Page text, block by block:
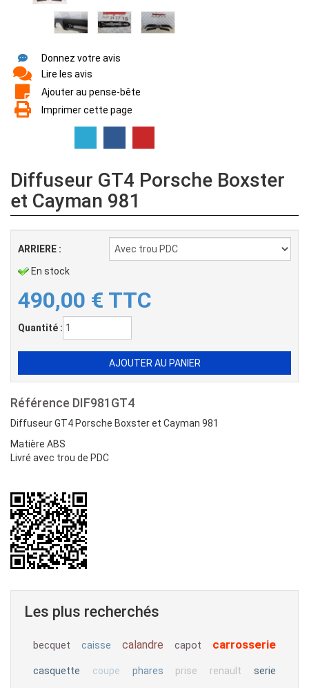
Donnez votre avis
Lire les avis
Ajouter au pense-bête
Imprimer cette page
Diffuseur GT4 Porsche Boxster
et Cayman 981
ARRIERE :
En stock
490,00 € TTC
Quantité :
Référence DIF981GT4
Diffuseur GT4 Porsche Boxster et Cayman 981
Matière ABS
Livré avec trou de PDC
Les plus recherchés
becquet caisse calandre capot carrosserie
casquette coupe phares prise renault serie